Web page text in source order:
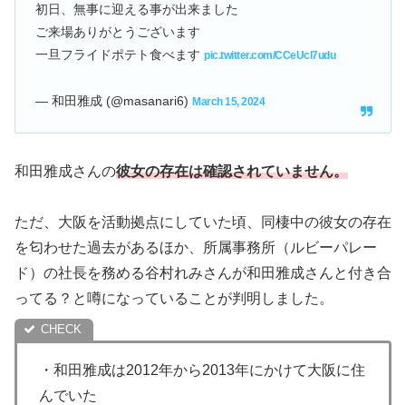
初日、無事に迎える事が出来ました
ご来場ありがとうございます
一旦フライドポテト食べます pic.twitter.com/CCeUcl7udu
— 和田雅成 (@masanari6) March 15, 2024
和田雅成さんの彼女の存在は確認されていません。
ただ、大阪を活動拠点にしていた頃、同棲中の彼女の存在
を匂わせた過去があるほか、所属事務所（ルビーパレー
ド）の社長を務める谷村れみさんが和田雅成さんと付き合
ってる？と噂になっていることが判明しました。
・和田雅成は2012年から2013年にかけて大阪に住
んでいた